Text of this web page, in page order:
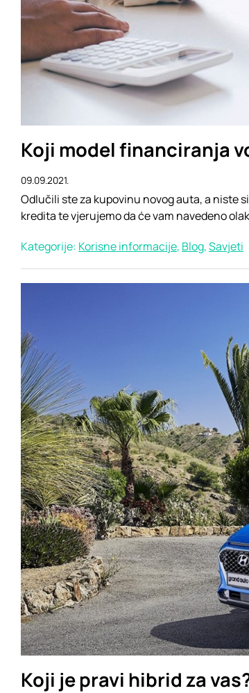
Koji model financiranja
09.09.2021.
Odlučili ste za kupovinu novog auta, a niste
kredita te vjerujemo da će vam navedeno
Kategorije: Korisne informacije, Blog,Savjeti
Koji je pravi hibrid za